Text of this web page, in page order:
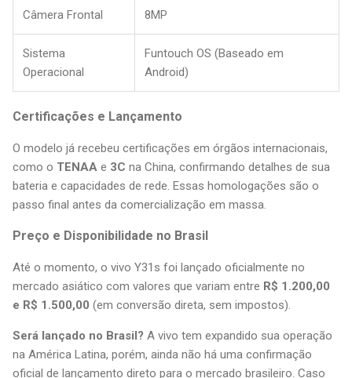
Câmera Frontal 8MP
Sistema
Operacional
Funtouch OS (Baseado em
Android)
Certificações e Lançamento
O modelo já recebeu certificações em órgãos internacionais,
como o TENAA e 3C na China, confirmando detalhes de sua
bateria e capacidades de rede. Essas homologações são o
passo final antes da comercialização em massa.
Preço e Disponibilidade no Brasil
Até o momento, o vivo Y31s foi lançado oficialmente no
mercado asiático com valores que variam entre R$ 1.200,00
e R$ 1.500,00 (em conversão direta, sem impostos).
Será lançado no Brasil? A vivo tem expandido sua operação
na América Latina, porém, ainda não há uma confirmação
oficial de lançamento direto para o mercado brasileiro. Caso